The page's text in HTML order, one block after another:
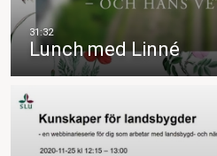
Lunch med Linné